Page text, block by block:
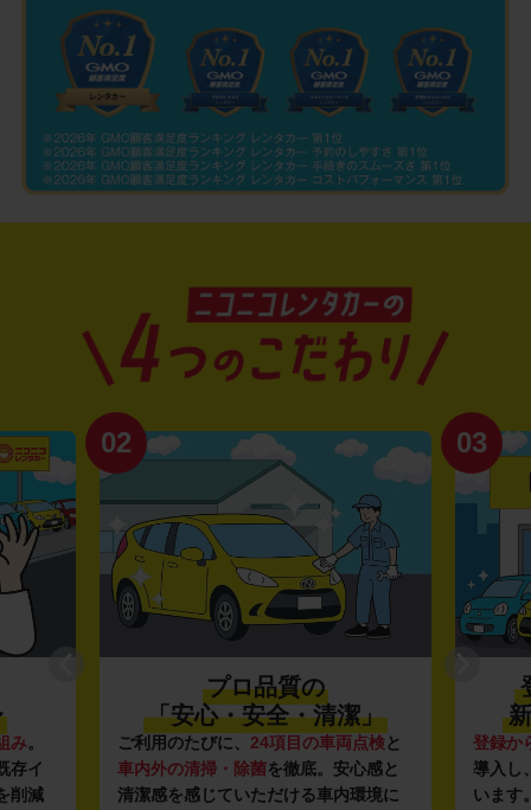
み。
存イ
削減
02
プロ品質の
「安心・安全・清潔」
ご利用のたびに、 24項目の車両点検と
車内外の清掃・除菌を徹底。安心感と
清潔感を感じていただける車内環境に
03
登録か
導入し
います